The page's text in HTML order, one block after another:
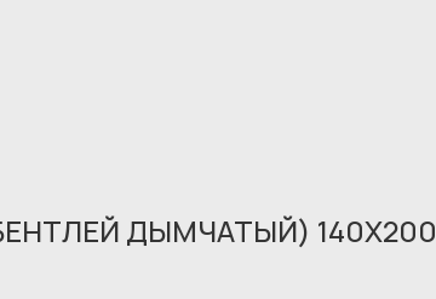
ДЫМЧАТЫЙ) 140X200